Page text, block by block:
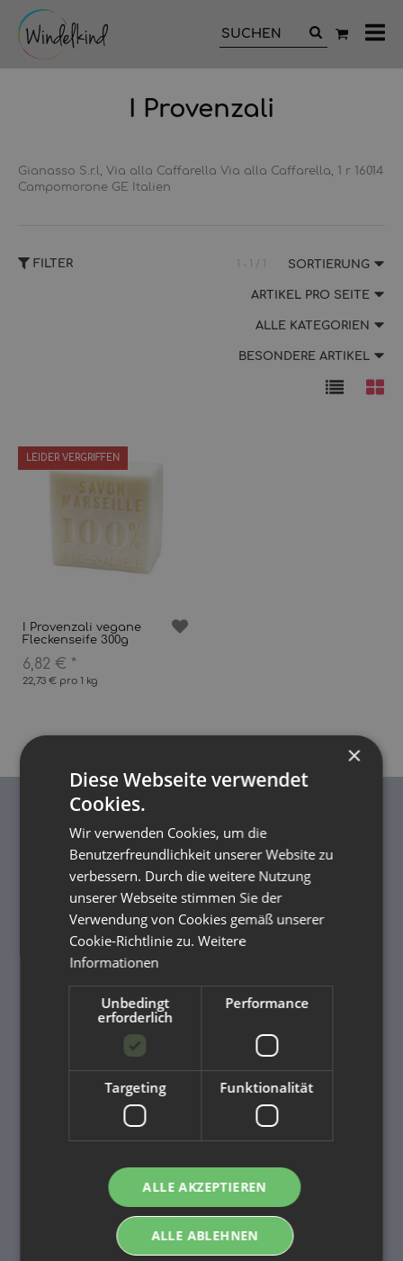
I Provenzali
Gianasso S.r.l, Via alla Caffarella Via alla Caffarella, 1 r 16014
Campomorone GE Italien
FILTER 1 - 1 / 1 SORTIERUNG
ARTIKEL PRO SEITE
ALLE KATEGORIEN
BESONDERE ARTIKEL
LEIDER VERGRIFFEN
I Provenzali vegane
Fleckenseife 300g
6,82 € *
22,73 € pro 1 kg
INFORMATIONEN
Rückgabe & Reklamation
Stoffwindelwoche 2025
Über uns
Versandinformationen
Newsletter
GESETZLICHE INFORMATIONEN
×
Diese Webseite verwendet
Cookies.
Wir verwenden Cookies, um die
Benutzerfreundlichkeit unserer Website zu
verbessern. Durch die weitere Nutzung
unserer Webseite stimmen Sie der
Verwendung von Cookies gemäß unserer
Cookie-Richtlinie zu.Weitere
Informationen
Unbedingt
erforderlich
Performance
Targeting Funktionalität
ALLE AKZEPTIEREN
ALLE ABLEHNEN